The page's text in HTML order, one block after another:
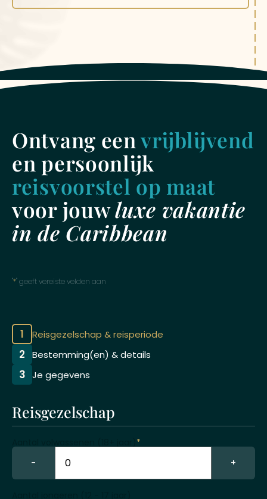
Ontvang eenvrijblijvend
en persoonlijk
reisvoorstel op maat
voor jouwluxe vakantie
in de Caribbean
"*" geeft vereiste velden aan
1 Reisgezelschap & reisperiode
2 Bestemming(en) & details
3 Je gegevens
Reisgezelschap
*
−
+